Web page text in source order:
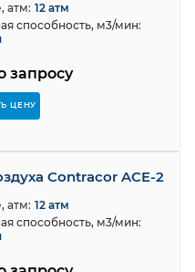
запросу
ЦЕНУ
атм: 12 атм
способность, м3/мин:
Contracor ACE-2
атм: 12 атм
способность, м3/мин: